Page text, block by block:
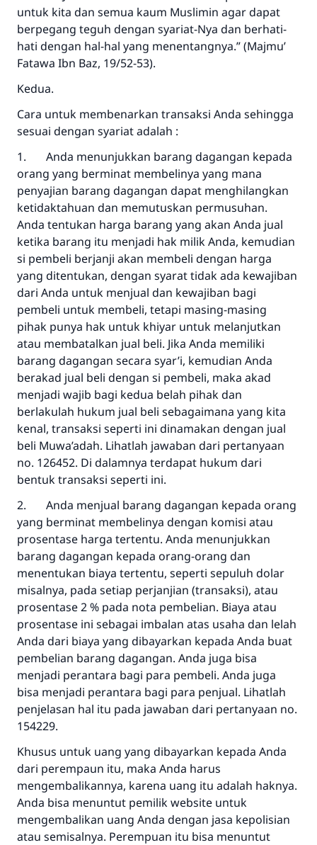
untuk kita dan semua kaum Muslimin agar dapat
berpegang teguh dengan syariat-Nya dan berhati-
hati dengan hal-hal yang menentangnya.” (Majmu’
Fatawa Ibn Baz, 19/52-53).
Kedua.
Cara untuk membenarkan transaksi Anda sehingga
sesuai dengan syariat adalah :
1. Anda menunjukkan barang dagangan kepada
orang yang berminat membelinya yang mana
penyajian barang dagangan dapat menghilangkan
ketidaktahuan dan memutuskan permusuhan.
Anda tentukan harga barang yang akan Anda jual
ketika barang itu menjadi hak milik Anda, kemudian
si pembeli berjanji akan membeli dengan harga
yang ditentukan, dengan syarat tidak ada kewajiban
dari Anda untuk menjual dan kewajiban bagi
pembeli untuk membeli, tetapi masing-masing
pihak punya hak untuk khiyar untuk melanjutkan
atau membatalkan jual beli. Jika Anda memiliki
barang dagangan secara syar’i, kemudian Anda
berakad jual beli dengan si pembeli, maka akad
menjadi wajib bagi kedua belah pihak dan
berlakulah hukum jual beli sebagaimana yang kita
kenal, transaksi seperti ini dinamakan dengan jual
beli Muwa’adah. Lihatlah jawaban dari pertanyaan
no. 126452. Di dalamnya terdapat hukum dari
bentuk transaksi seperti ini.
2. Anda menjual barang dagangan kepada orang
yang berminat membelinya dengan komisi atau
prosentase harga tertentu. Anda menunjukkan
barang dagangan kepada orang-orang dan
menentukan biaya tertentu, seperti sepuluh dolar
misalnya, pada setiap perjanjian (transaksi), atau
prosentase 2 % pada nota pembelian. Biaya atau
prosentase ini sebagai imbalan atas usaha dan lelah
Anda dari biaya yang dibayarkan kepada Anda buat
pembelian barang dagangan. Anda juga bisa
menjadi perantara bagi para pembeli. Anda juga
bisa menjadi perantara bagi para penjual. Lihatlah
penjelasan hal itu pada jawaban dari pertanyaan no.
154229.
Khusus untuk uang yang dibayarkan kepada Anda
dari perempaun itu, maka Anda harus
mengembalikannya, karena uang itu adalah haknya.
Anda bisa menuntut pemilik website untuk
mengembalikan uang Anda dengan jasa kepolisian
atau semisalnya. Perempuan itu bisa menuntut